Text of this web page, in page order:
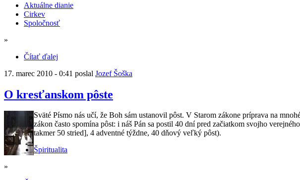
Aktuálne dianie
Cirkev
Spoločnosť
»
Čítať ďalej
17. marec 2010 - 0:41 poslal Jozef Šoška
O kresťanskom pôste
Sväté Písmo nás učí, že Boh sám ustanovil pôst. V Starom zákone príprava na
zákon často spomína pôst: i náš Pán sa postil 40 dní pred začiatkom svojho
takmer 50 stried], 4 adventné týždne, 40 dňový veľký pôst).
Špiritualita
»